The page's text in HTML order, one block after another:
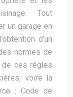
Tout
un garage en
d’un
normes de
de ces règles
voire la
: Code de